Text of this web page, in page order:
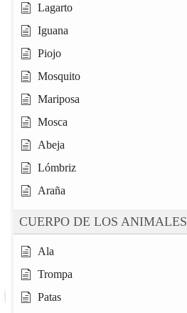
Lagarto
Iguana
Piojo
Mosquito
Mariposa
Mosca
Abeja
Lómbriz
Araña
CUERPO DE LOS ANIMALES
Ala
Trompa
Patas